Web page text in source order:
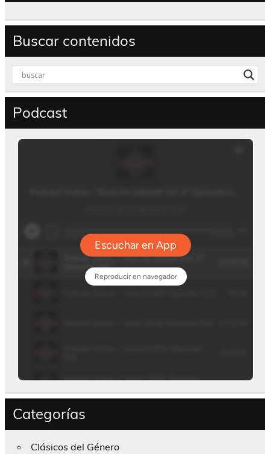
Buscar contenidos
Podcast
Categorías
Clásicos del Género